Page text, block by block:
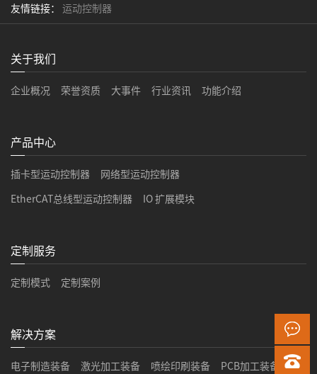
友情链接： 运动控制器
关于我们
企业概况 荣誉资质 大事件 行业资讯 功能介绍
产品中心
插卡型运动控制器
网络型运动控制器
EtherCAT总线型运动控制器
IO 扩展模块
定制服务
定制模式 定制案例
解决方案
电子制造装备 激光加工装备 喷绘印刷装备
PCB加工装备